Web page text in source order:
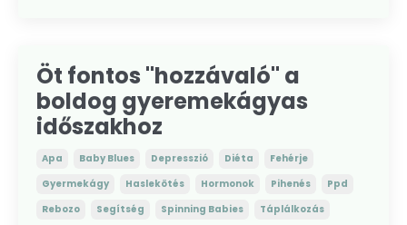
Öt fontos "hozzávaló" a
boldog gyeremekágyas
időszakhoz
Apa Baby Blues Depresszió Diéta
Fehérje
Gyermekágy
Haslekötés Hormonok Pihenés
Ppd
Rebozo
Segítség Spinning Babies
Táplálkozás